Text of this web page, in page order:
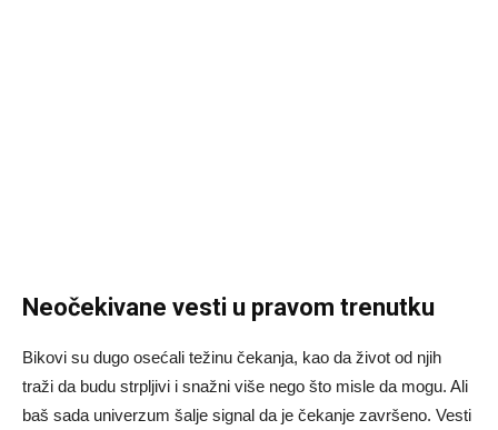
Neočekivane vesti u pravom trenutku
Bikovi su dugo osećali težinu čekanja, kao da život od njih
traži da budu strpljivi i snažni više nego što misle da mogu. Ali
baš sada univerzum šalje signal da je čekanje završeno. Vesti